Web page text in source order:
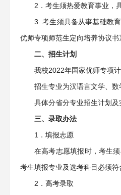
2．考生须热爱教育事业，
3. 考生须具备从事基础教
优师专项师范生定向培养协议
二、招生计划
我校2022年国家优师专项计
招生专业为汉语言文学、
具体分省分专业招生计划
三、录取办法
1．填报志愿
在高考志愿填报时，考生
考生填报专业及选考科目必须
2．高考录取